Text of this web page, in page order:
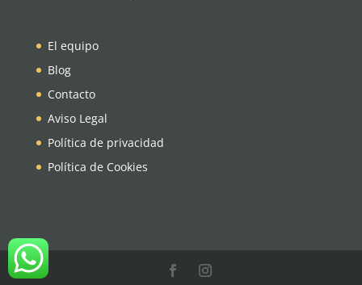
El equipo
Blog
Contacto
Aviso Legal
Política de privacidad
Política de Cookies